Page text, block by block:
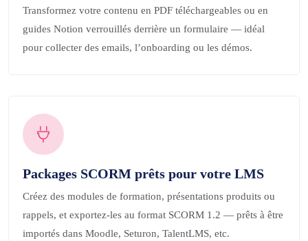
Transformez votre contenu en PDF téléchargeables ou en
guides Notion verrouillés derrière un formulaire — idéal
pour collecter des emails, l’onboarding ou les démos.
Packages SCORM prêts pour votre LMS
Créez des modules de formation, présentations produits ou
rappels, et exportez-les au format SCORM 1.2 — prêts à être
importés dans Moodle, Seturon, TalentLMS, etc.